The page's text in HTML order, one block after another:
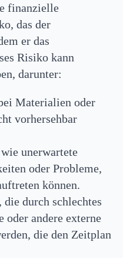
finanzielle
das der
er das
Risiko kann
darunter:
Materialien oder
vorhersehbar
unerwartete
oder Probleme,
können.
, die durch schlechtes
oder andere externe
die den Zeitplan